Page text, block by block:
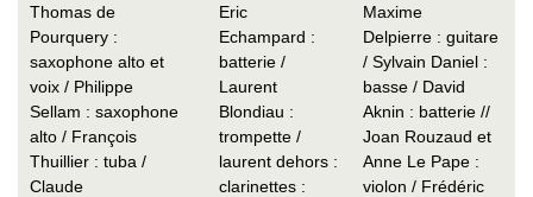
Thomas de
Pourquery :
saxophone alto et
voix / Philippe
Sellam : saxophone
alto / François
Thuillier : tuba /
Claude
Eric
Echampard :
batterie /
Laurent
Blondiau :
trompette /
laurent dehors :
clarinettes :
Maxime
Delpierre : guitare
/ Sylvain Daniel :
basse / David
Aknin : batterie //
Joan Rouzaud et
Anne Le Pape :
violon / Frédéric